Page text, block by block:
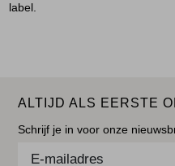
label.
ALTIJD ALS EERSTE
Schrijf je in voor onze